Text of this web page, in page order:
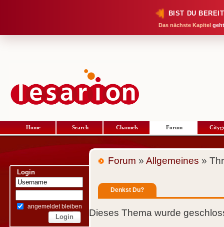
BIST DU
Das nächste Kapitel
Home Search Channels Forum
Login
angemeldet bleiben
Forum » Allgemeines »
Denkst Du?
Dieses Thema wurde